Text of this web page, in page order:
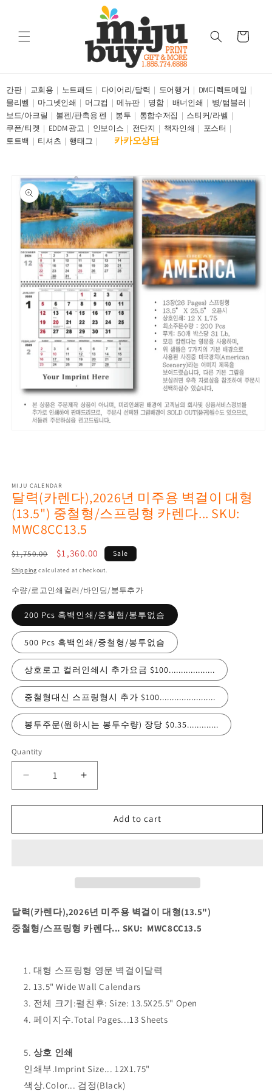
Cart
간판 교회용 노트패드 다이어리/달력 도어행거
DM디렉트메일
물리벨
마그넷인쇄 머그컵 메뉴판 명함 배너인쇄
병/텀블러
보드/아크릴
볼펜/판촉용 펜 봉투 통합수저집
스티커/라벨
쿠폰/티켓
EDDM 광고 인보이스 전단지 책자인쇄
포스터
토트백
티셔츠 행태그 카카오상담
Skip to
product
information
MIJU CALENDAR
달력(카렌다),2026년 미주용 벽걸이 대형
(13.5") 중철형/스프링형 카렌다... SKU:
MWC8CC13.5
Regular
price
$1,750.00
Sale
price
$1,360.00 Sale
Shipping calculated at checkout.
수량/로고인쇄컬러/바인딩/봉투추가
200 Pcs 흑백인쇄/중철형/봉투없슴
500 Pcs 흑백인쇄/중철형/봉투없슴
상호로고 컬러인쇄시 추가요금 $100...................
중철형대신 스프링형시 추가 $100.......................
봉투주문(원하시는 봉투수량) 장당 $0.35.............
Quantity
Quantity
Decrease
quantity
for
력
미
주
용
걸
형
(13.5&quot;)
철
형/
스
Increase
quantity
for
력
다),2026
미
주
용
걸
이
형
(13.5&quot;)
형/
스
Add to cart
달력(카렌다),2026년 미주용 벽걸이 대형(13.5")
중철형/스프링형 카렌다... SKU: MWC8CC13.5
대형 스프링형 영문 벽걸이달력
13.5" Wide Wall Calendars
전체 크기:펼친후: Size: 13.5X25.5" Open
페이지수.Total Pages...13 Sheets
상호 인쇄
인쇄부.Imprint Size... 12X1.75"
색상.Color... 검정(Black)